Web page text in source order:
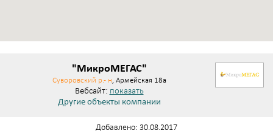
"МикроМЕГАС"
Суворовский р.- н, Армейская 18а
Вебсайт: показать
Другие объекты компании
Добавлено: 30.08.2017